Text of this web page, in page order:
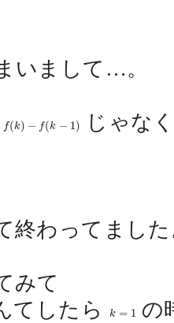
いまして…。
f(k) − f(k − 1)
k)−f( 1)
じゃな
終わってまし
みて
てしたら k = 1
k=
の